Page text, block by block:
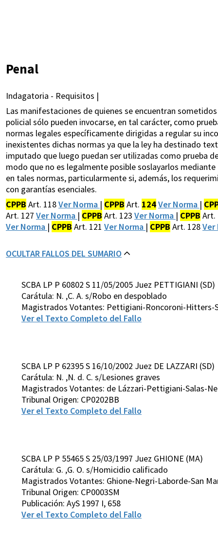
Penal
Indagatoria - Requisitos |
Las manifestaciones de quienes se encuentran
policial sólo pueden invocarse, en tal carácter, como
normas legales específicamente dirigidas a regular su
inexistentes dichas normas ya que la ley ha destinado
imputado que luego puedan ser utilizadas como prueba
modo que no es legalmente posible soslayarlos
en tales normas, particularmente si, además, los
con garantías esenciales.
CPPB Art. 118Ver Norma | CPPB Art. 124Ver Norma |
Art. 127 Ver Norma | CPPB Art. 123 Ver Norma | CPPB Art.
Ver Norma | CPPB Art. 121 Ver Norma | CPPB Art. 128Ver
OCULTAR FALLOS DEL SUMARIO
SCBA LP P 60802 S 11/05/2005 Juez PETTIGIANI (SD)
Carátula: N. ,C. A. s/Robo en despoblado
Magistrados Votantes: Pettigiani-Roncoroni-Hitters-
Ver el Texto Completo del Fallo
SCBA LP P 62395 S 16/10/2002 Juez DE LAZZARI (SD)
Carátula: N. ,N. d. C. s/Lesiones graves
Magistrados Votantes: de Lázzari-Pettigiani-Salas-
Tribunal Origen: CP0202BB
Ver el Texto Completo del Fallo
SCBA LP P 55465 S 25/03/1997 Juez GHIONE (MA)
Carátula: G. ,G. O. s/Homicidio calificado
Magistrados Votantes: Ghione-Negri-Laborde-San
Tribunal Origen: CP0003SM
Publicación: AyS 1997 I, 658
Ver el Texto Completo del Fallo